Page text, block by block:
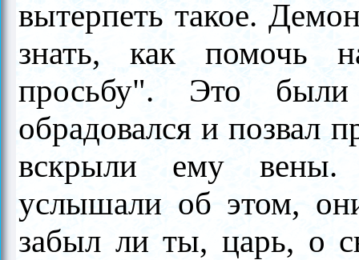
вытерпеть такое.
знать, как помочь
просьбу". Это
обрадовался и позвал
вскрыли ему вены.
услышали об этом,
забыл ли ты, царь, о